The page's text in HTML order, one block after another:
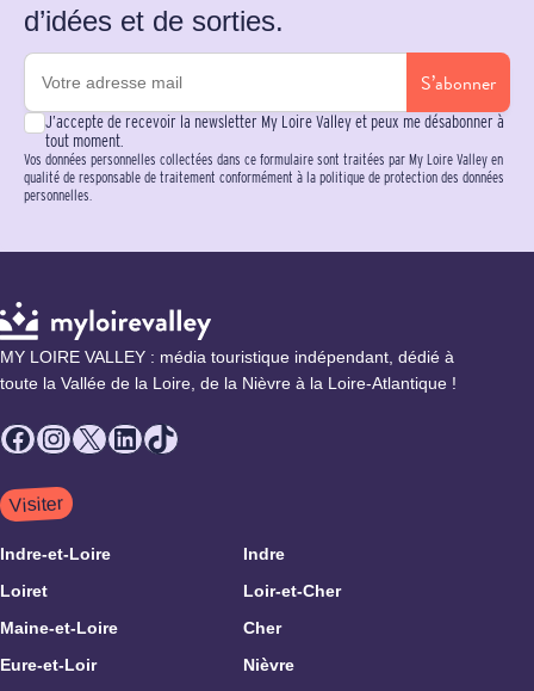
d’idées et de sorties.
S’abonner
J’accepte de recevoir la newsletter My Loire Valley et peux me désabonner à
tout moment.
Vos données personnelles collectées dans ce formulaire sont traitées par My Loire Valley en
qualité de responsable de traitement conformément à la politique de protection des données
personnelles.
MY LOIRE VALLEY : média touristique indépendant, dédié à
toute la Vallée de la Loire, de la Nièvre à la Loire-Atlantique !
Facebook
Instagram
X LinkedIn
TikTok
Visiter
Indre-et-Loire
Indre
Loiret
Loir-et-Cher
Maine-et-Loire
Cher
Eure-et-Loir
Nièvre